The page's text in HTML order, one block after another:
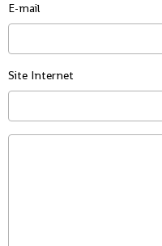
E-mail
Site Internet